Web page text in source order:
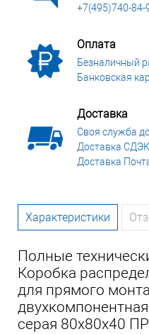
+7(495)740-84-
Оплата
Безналичный
Банковская
Доставка
Своя служба
Доставка СДЭК
Доставка
Характеристики
Полные
Коробка
для прямого
серая 80х80х40